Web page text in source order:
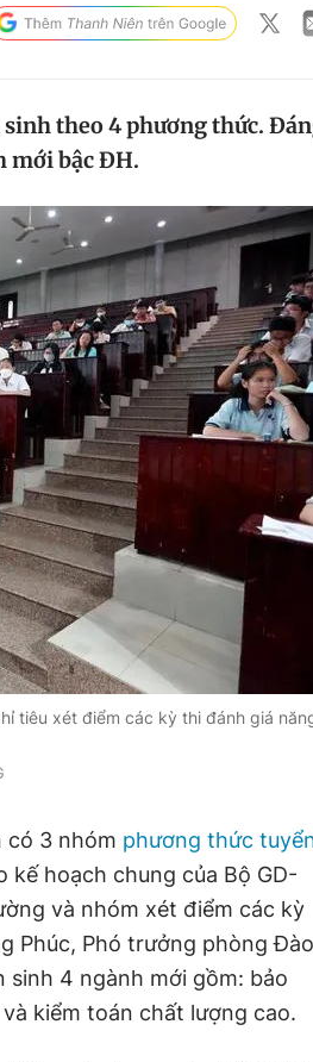
theo 4 phương thức.
mới bậc ĐH.
tiêu xét điểm các kỳ thi đánh giá
có 3 nhóm phương thức
hoạch chung của Bộ GD-
và nhóm xét điểm các kỳ
Phúc, Phó trưởng phòng Đào
4 ngành mới gồm: bảo
kiểm toán chất lượng cao.